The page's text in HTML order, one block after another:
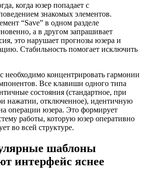
когда юзер попадает с
знакомых элементов.
“Save” в одном разделе
а в другом запрашивает
это нарушает прогнозы юзера и
Стабильность помогает исключить
необходимо концентрировать гармонии
Все клавиши одного типа
состояния (стандартное, при
нажатии, отключенное), идентичную
операции юзера. Это формирует
работы, которую юзер оперативно
во всей структуре.
шаблоны
интерфейс яснее